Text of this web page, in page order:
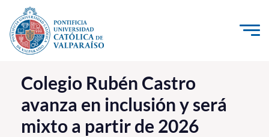
Click acá para ir directamente al contenido
La Universidad
Investigación, Creación e Innovación
PUCV Internacional
Colegio Rubén Castro
avanza en inclusión y será
mixto a partir de 2026